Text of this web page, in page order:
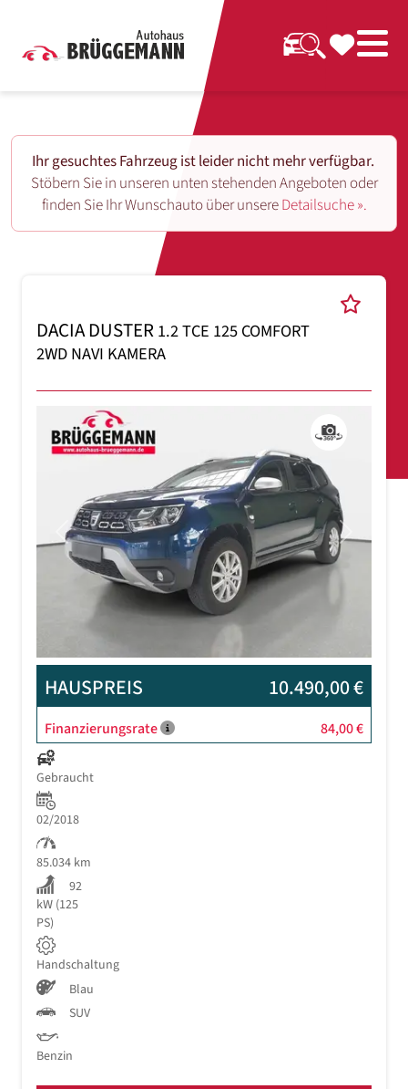
Ihr gesuchtes Fahrzeug ist leider nicht mehr verfügbar.
Stöbern Sie in unseren unten stehenden Angeboten oder
finden Sie Ihr Wunschauto über unsereDetailsuche ».
DACIA DUSTER1.2 TCE 125 COMFORT
2WD NAVI KAMERA
Previous Next
HAUSPREIS 10.490,00 €
Finanzierungsrate 84,00 €
Gebraucht
02/2018
85.034 km
92
kW (125
PS)
Handschaltung
Blau
SUV
Benzin